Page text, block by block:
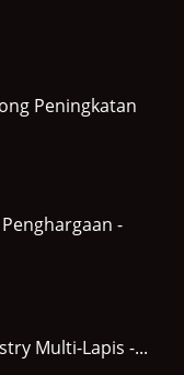
Peningkatan
-
Multi-Lapis -...